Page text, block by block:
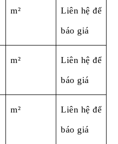
m²
Liên hệ để
báo giá
m²
Liên hệ để
báo giá
m²
Liên hệ để
báo giá